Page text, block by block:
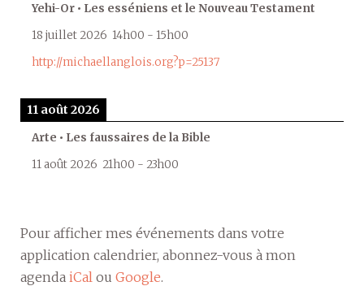
Yehi-Or • Les esséniens et le Nouveau Testament
18 juillet 2026 14h00 - 15h00
http://michaellanglois.org?p=25137
11 août 2026
Arte • Les faussaires de la Bible
11 août 2026 21h00 - 23h00
Pour afficher mes événements dans votre
application calendrier, abonnez-vous à mon
agenda iCal ou Google.